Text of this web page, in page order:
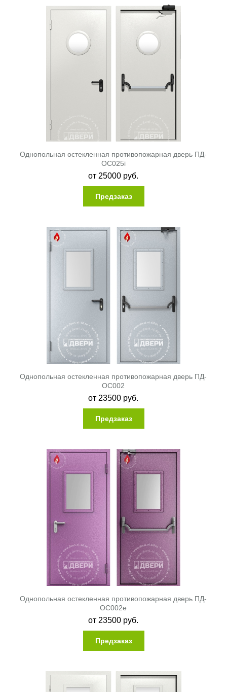
Однопольная остекленная противопожарная дверь ПД-
ОС025i
от 25000 руб.
Предзаказ
Однопольная остекленная противопожарная дверь ПД-
ОС002
от 23500 руб.
Предзаказ
Однопольная остекленная противопожарная дверь ПД-
ОС002e
от 23500 руб.
Предзаказ